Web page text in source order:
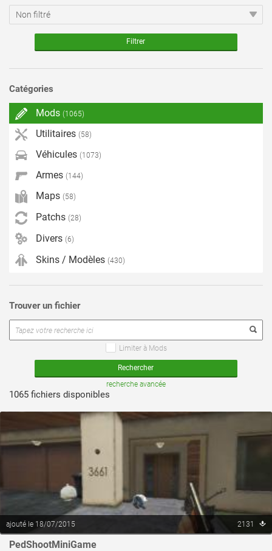
Catégories
Mods (1065)
Utilitaires (58)
Véhicules (1073)
Armes (144)
Maps (58)
Patchs (28)
Divers (6)
Skins / Modèles (430)
Trouver un fichier
Limiter à Mods
recherche avancée
1065 fichiers disponibles
ajouté le 18/07/2015 2131
PedShootMiniGame